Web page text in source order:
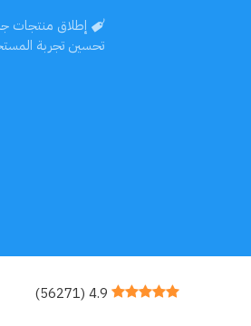
إطلاق منتجات
تحسين تجربة
4.9
(
56271
)